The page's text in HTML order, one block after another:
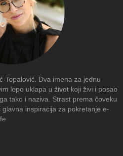
Topalović. Dva imena za jednu
lepo uklapa u život koji živi i posao
tako i naziva. Strast prema čoveku
inspiracija za pokretanje e-